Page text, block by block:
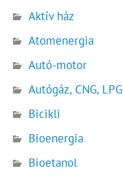
Aktív ház
Atomenergia
Autó-motor
Autógáz, CNG, LPG
Bicikli
Bioenergia
Bioetanol